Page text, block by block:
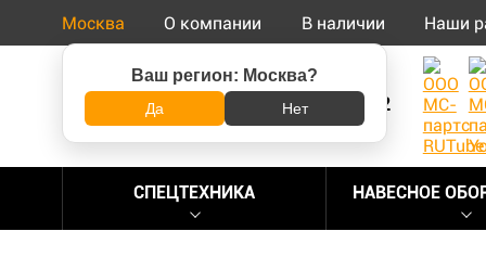
Москва
Ваш регион: Москва?
Да Нет
О компании В наличии Наши
8 (800) 500-73-92
СПЕЦТЕХНИКА НАВЕСНОЕ